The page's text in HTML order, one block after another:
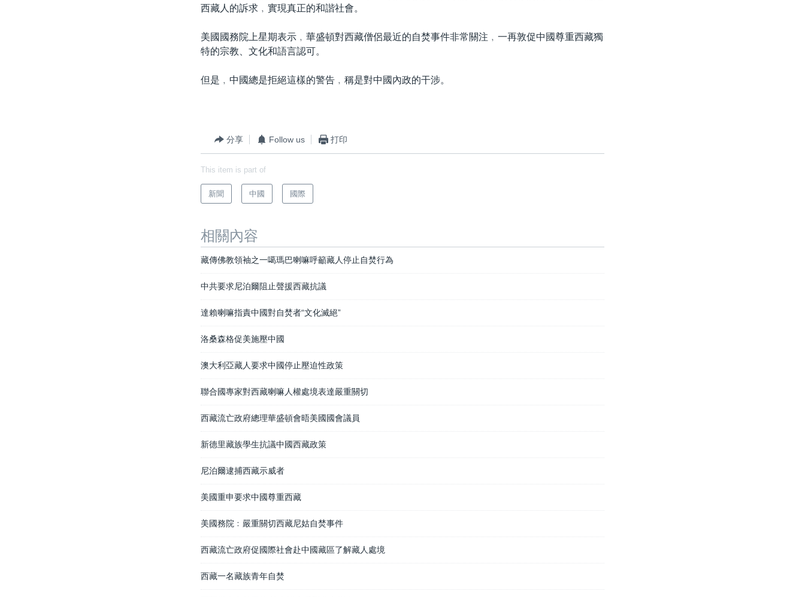
西藏人的訴求﹐實現真正的和諧社會。
美國國務院上星期表示﹐華盛頓對西藏僧侶最近的自焚事件非常關注﹐一再敦促中國尊重西藏獨
特的宗教、文化和語言認可。
但是﹐中國總是拒絕這樣的警告﹐稱是對中國內政的干涉。
分享 Follow us 打印
This item is part of
新聞 中國 國際
相關內容
藏傳佛教領袖之一噶瑪巴喇嘛呼籲藏人停止自焚行為
中共要求尼泊爾阻止聲援西藏抗議
達賴喇嘛指責中國對自焚者“文化滅絕”
洛桑森格促美施壓中國
澳大利亞藏人要求中國停止壓迫性政策
聯合國專家對西藏喇嘛人權處境表達嚴重關切
西藏流亡政府總理華盛頓會晤美國國會議員
新德里藏族學生抗議中國西藏政策
尼泊爾逮捕西藏示威者
美國重申要求中國尊重西藏
美國務院﹕嚴重關切西藏尼姑自焚事件
西藏流亡政府促國際社會赴中國藏區了解藏人處境
西藏一名藏族青年自焚